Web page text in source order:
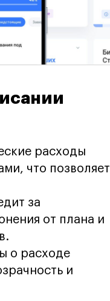
расходы
что позволяет
за
от плана и
о расходе
и